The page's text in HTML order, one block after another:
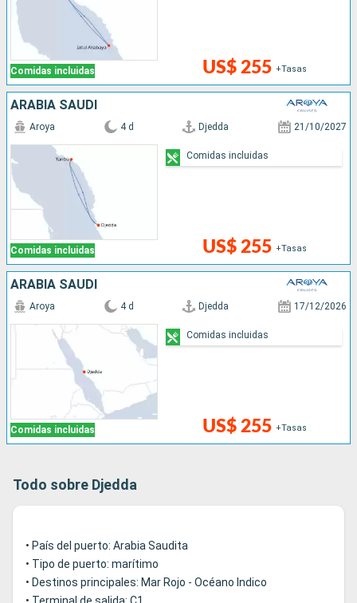
Comidas incluidas US$ 255 +Tasas
ARABIA SAUDÍ
Comidas incluidas
Aroya 4 d Djedda 21/10/2027
US$ 255 +Tasas
Comidas incluidas
ARABIA SAUDÍ
Comidas incluidas
Aroya 4 d Djedda 17/12/2026
US$ 255 +Tasas
Comidas incluidas
Todo sobre Djedda
• País del puerto: Arabia Saudita
• Tipo de puerto: marítimo
• Destinos principales: Mar Rojo - Océano Indico